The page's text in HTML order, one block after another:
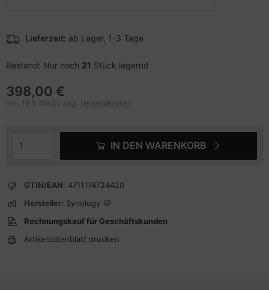
Lieferzeit: ab Lager, 1-3 Tage
Bestand: Nur noch 21 Stück lagernd
398,00 €
inkl. 19 % MwSt. zzgl. Versandkosten
IN DEN WARENKORB
GTIN/EAN: 4711174724420
Hersteller: Synology
Rechnungskauf für Geschäftskunden
Artikeldatenblatt drucken